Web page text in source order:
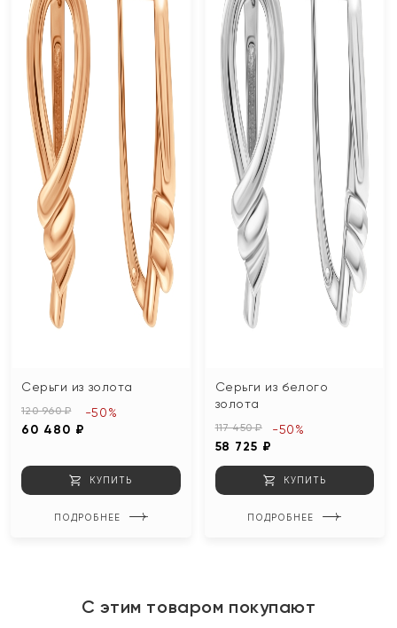
Серьги из золота
120 960 ₽
60 480 ₽
-50%
КУПИТЬ
ПОДРОБНЕЕ
Серьги из белого
золота
117 450 ₽
58 725 ₽
-50%
КУПИТЬ
ПОДРОБНЕЕ
С этим товаром покупают